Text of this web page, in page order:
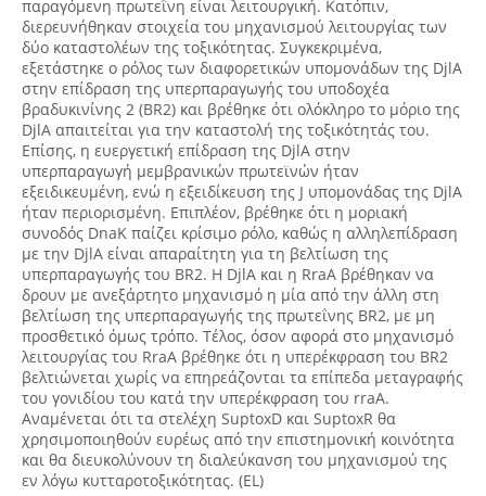
παραγόμενη πρωτεΐνη είναι λειτουργική. Κατόπιν,
διερευνήθηκαν στοιχεία του μηχανισμού λειτουργίας των
δύο καταστολέων της τοξικότητας. Συγκεκριμένα,
εξετάστηκε ο ρόλος των διαφορετικών υπομονάδων της DjlA
στην επίδραση της υπερπαραγωγής του υποδοχέα
βραδυκινίνης 2 (BR2) και βρέθηκε ότι ολόκληρο το μόριο της
DjlA απαιτείται για την καταστολή της τοξικότητάς του.
Επίσης, η ευεργετική επίδραση της DjlA στην
υπερπαραγωγή μεμβρανικών πρωτεϊνών ήταν
εξειδικευμένη, ενώ η εξειδίκευση της J υπομονάδας της DjlA
ήταν περιορισμένη. Επιπλέον, βρέθηκε ότι η μοριακή
συνοδός DnaK παίζει κρίσιμο ρόλο, καθώς η αλληλεπίδραση
με την DjlA είναι απαραίτητη για τη βελτίωση της
υπερπαραγωγής του BR2. H DjlA και η RraA βρέθηκαν να
δρουν με ανεξάρτητο μηχανισμό η μία από την άλλη στη
βελτίωση της υπερπαραγωγής της πρωτεΐνης BR2, με μη
προσθετικό όμως τρόπο. Τέλος, όσον αφορά στο μηχανισμό
λειτουργίας του RraA βρέθηκε ότι η υπερέκφραση του BR2
βελτιώνεται χωρίς να επηρεάζονται τα επίπεδα μεταγραφής
του γονιδίου του κατά την υπερέκφραση του rraA.
Αναμένεται ότι τα στελέχη SuptoxD και SuptoxR θα
χρησιμοποιηθούν ευρέως από την επιστημονική κοινότητα
και θα διευκολύνουν τη διαλεύκανση του μηχανισμού της
εν λόγω κυτταροτοξικότητας. (EL)